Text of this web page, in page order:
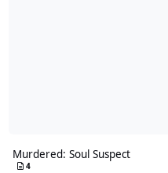
Murdered: Soul Suspect
4